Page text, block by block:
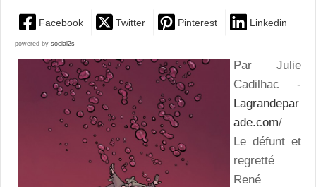
Facebook Twitter Pinterest Linkedin
powered by social2s
Par Julie
Cadilhac -
Lagrandepar
ade.com/
Le défunt et
regretté
René